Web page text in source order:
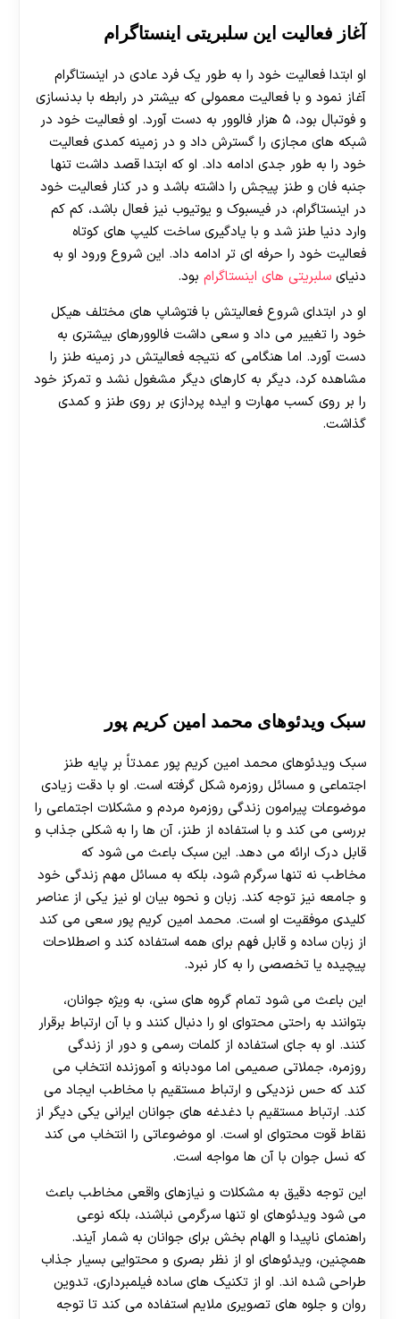
آغاز فعالیت این سلبریتی اینستاگرام
او ابتدا فعالیت خود را به طور یک فرد عادی در اینستاگرام
آغاز نمود و با فعالیت معمولی که بیشتر در رابطه با بدنسازی
و فوتبال بود، ۵ هزار فالوور به دست آورد. او فعالیت خود در
شبکه های مجازی را گسترش داد و در زمینه کمدی فعالیت
خود را به طور جدی ادامه داد. او که ابتدا قصد داشت تنها
جنبه فان و طنز پیجش را داشته باشد و در کنار فعالیت خود
در اینستاگرام، در فیسبوک و یوتیوب نیز فعال باشد، کم کم
وارد دنیا طنز شد و با یادگیری ساخت کلیپ های کوتاه
فعالیت خود را حرفه ای تر ادامه داد. این شروع ورود او به
دنیای سلبریتی های اینستاگرام بود.
او در ابتدای شروع فعالیتش با فتوشاپ های مختلف هیکل
خود را تغییر می داد و سعی داشت فالوورهای بیشتری به
دست آورد. اما هنگامی که نتیجه فعالیتش در زمینه طنز را
مشاهده کرد، دیگر به کارهای دیگر مشغول نشد و تمرکز خود
را بر روی کسب مهارت و ایده پردازی بر روی طنز و کمدی
گذاشت.
سبک ویدئوهای محمد امین کریم‌ پور
سبک ویدئوهای محمد امین کریم پور عمدتاً بر پایه طنز
اجتماعی و مسائل روزمره شکل گرفته است. او با دقت زیادی
موضوعات پیرامون زندگی روزمره مردم و مشکلات اجتماعی را
بررسی می‌ کند و با استفاده از طنز، آن ها را به شکلی جذاب و
قابل درک ارائه می‌ دهد. این سبک باعث می‌ شود که
مخاطب نه تنها سرگرم شود، بلکه به مسائل مهم زندگی خود
و جامعه نیز توجه کند. زبان و نحوه بیان او نیز یکی از عناصر
کلیدی موفقیت او است. محمد امین کریم پور سعی می‌ کند
از زبان ساده و قابل فهم برای همه استفاده کند و اصطلاحات
پیچیده یا تخصصی را به کار نبرد.
این باعث می‌ شود تمام گروه های سنی، به ویژه جوانان،
بتوانند به راحتی محتوای او را دنبال کنند و با آن ارتباط برقرار
کنند. او به جای استفاده از کلمات رسمی و دور از زندگی
روزمره، جملاتی صمیمی اما مودبانه و آموزنده انتخاب می‌
کند که حس نزدیکی و ارتباط مستقیم با مخاطب ایجاد می‌
کند. ارتباط مستقیم با دغدغه های جوانان ایرانی یکی دیگر از
نقاط قوت محتوای او است. او موضوعاتی را انتخاب می‌ کند
که نسل جوان با آن ها مواجه است.
این توجه دقیق به مشکلات و نیازهای واقعی مخاطب باعث
می‌ شود ویدئوهای او تنها سرگرمی نباشند، بلکه نوعی
راهنمای ناپیدا و الهام‌ بخش برای جوانان به شمار آیند.
همچنین، ویدئوهای او از نظر بصری و محتوایی بسیار جذاب
طراحی شده‌ اند. او از تکنیک های ساده فیلمبرداری، تدوین
روان و جلوه های تصویری ملایم استفاده می‌ کند تا توجه